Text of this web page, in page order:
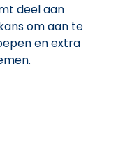
deel aan
om aan te
en extra